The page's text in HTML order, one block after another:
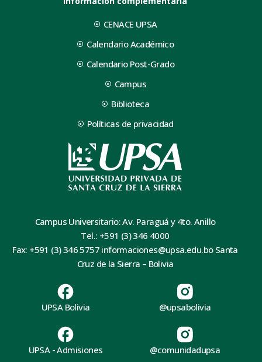
CENACE UPSA
Calendario Académico
Calendario Post-Grado
Campus
Biblioteca
Políticas de privacidad
Campus Universitario: Av. Paraguá y 4to. Anillo
Tel.: +591 (3) 346 4000
Fax: +591 (3) 346 5757 informaciones@upsa.edu.bo Santa
Cruz de la Sierra – Bolivia
UPSA Bolivia
UPSA - Admisiones
@upsabolivia
@comunidadupsa